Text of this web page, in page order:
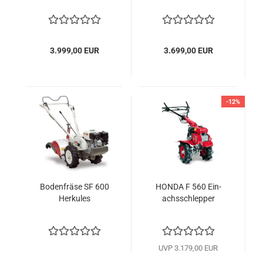
3.999,00 EUR 3.699,00 EUR
Bo­den­frä­se SF 600
Her­ku­les
-12%
HONDA F 560 Ein­
achs­schlep­per
UVP 3.179,00 EUR